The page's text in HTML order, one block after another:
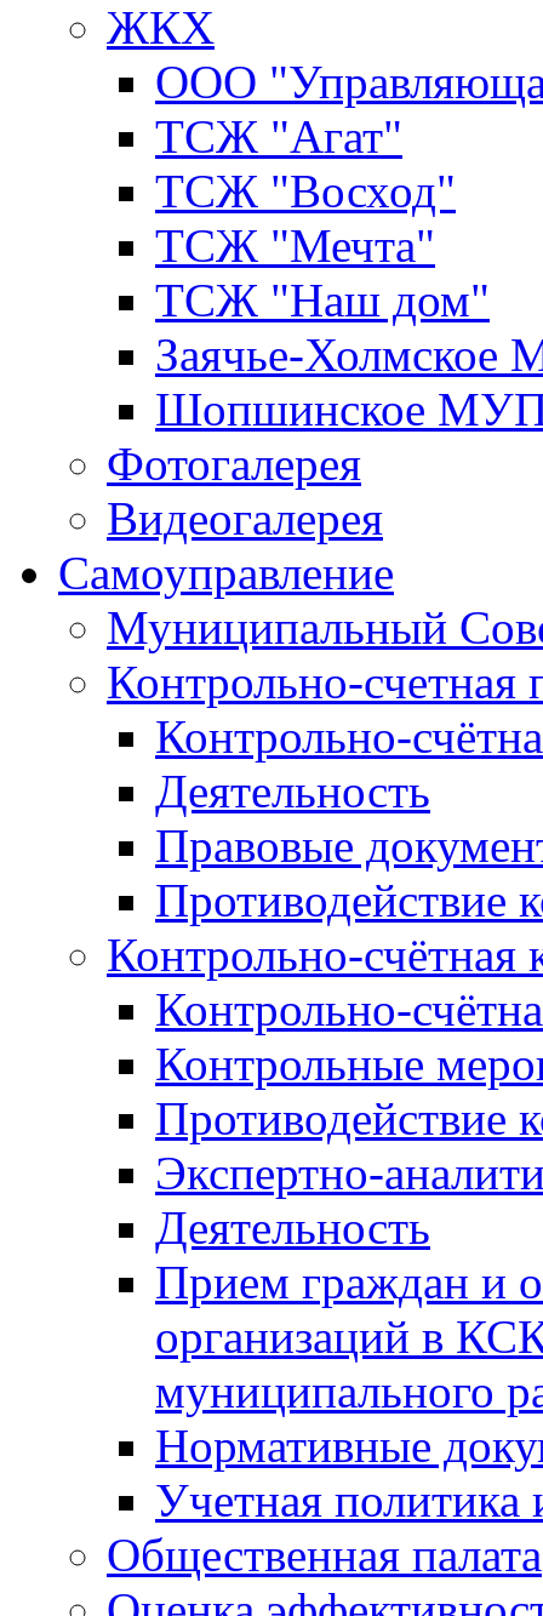
ЖКХ
ООО
ТСЖ "Агат"
ТСЖ "Восход"
ТСЖ "Мечта"
ТСЖ "Наш дом"
Заячье-
Шопшинское
Фотогалерея
Видеогалерея
Самоуправление
Муниципальный
Контрольно-счетная
Контрольно-
Деятельность
Правовые
Противодействие
Контрольно-счётная
Контрольно-
Контрольные
Противодействие
Экспертно-
Деятельность
Прием граждан и
организаций в
муниципального
Нормативные
Учетная политика
Общественная палата